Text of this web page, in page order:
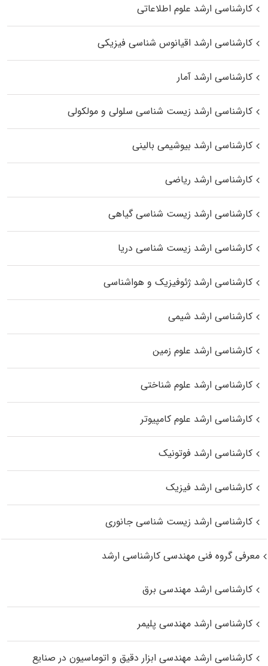
کارشناسی ارشد علوم اطلاعاتی
کارشناسی ارشد اقیانوس‌ شناسی فیزیکی
کارشناسی ارشد آمار
کارشناسی ارشد زیست شناسی سلولی و مولکولی
کارشناسی ارشد بیوشیمی بالینی
کارشناسی ارشد ریاضی
کارشناسی ارشد زیست‌ شناسی گیاهی
کارشناسی ارشد زیست‌ شناسی دریا
کارشناسی ارشد ژئوفیزیک و هواشناسی
کارشناسی ارشد شیمی
کارشناسی ارشد علوم زمین
کارشناسی ارشد علوم شناختی
کارشناسی ارشد علوم کامپیوتر
کارشناسی ارشد فوتونیک
کارشناسی ارشد فیزیک
کارشناسی ارشد زیست‌ شناسی جانوری
معرفی گروه فنی مهندسی کارشناسی ارشد
کارشناسی ارشد مهندسی برق
کارشناسی ارشد مهندسی پلیمر
کارشناسی ارشد مهندسی ابزار دقیق و اتوماسیون در صنایع